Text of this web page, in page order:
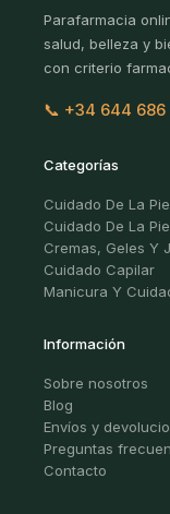
Parafarmacia
salud, belleza y
con criterio
📞 +34 644 686
Categorías
Cuidado De La
Cuidado De La
Cremas, Geles Y
Cuidado Capilar
Manicura Y
Información
Sobre nosotros
Blog
Envíos y
Preguntas
Contacto